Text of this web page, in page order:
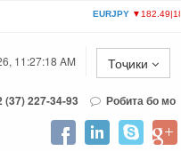
11:27:18 AM Тоҷики
227-34-93 Робита бо мо